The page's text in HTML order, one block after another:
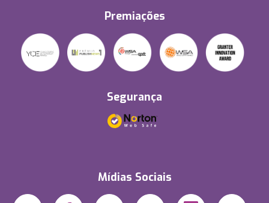
Premiações
Segurança
Mídias Sociais